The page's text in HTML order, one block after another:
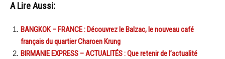
A Lire Aussi:
BANGKOK – FRANCE : Découvrez le Balzac, le nouveau café
français du quartier Charoen Krung
BIRMANIE EXPRESS – ACTUALITÉS : Que retenir de l’actualité